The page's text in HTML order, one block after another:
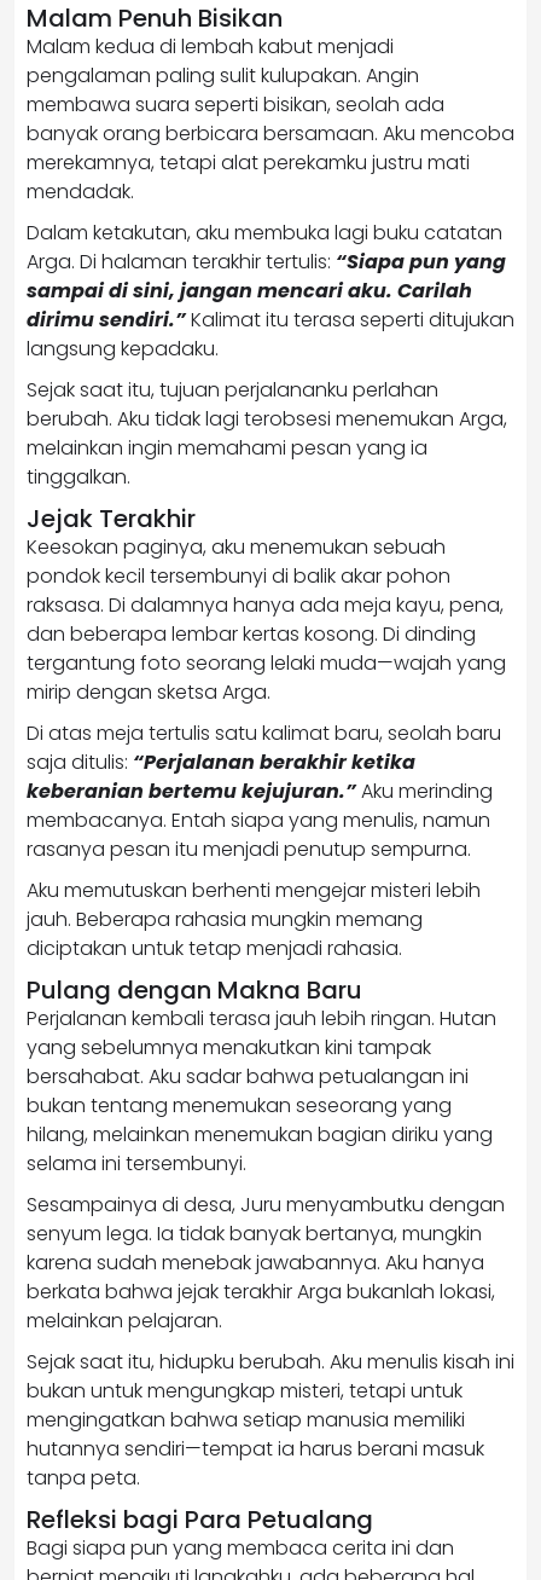
Malam Penuh Bisikan
Malam kedua di lembah kabut menjadi
pengalaman paling sulit kulupakan. Angin
membawa suara seperti bisikan, seolah ada
banyak orang berbicara bersamaan. Aku mencoba
merekamnya, tetapi alat perekamku justru mati
mendadak.
Dalam ketakutan, aku membuka lagi buku catatan
Arga. Di halaman terakhir tertulis: “Siapa pun yang
sampai di sini, jangan mencari aku. Carilah
dirimu sendiri.”Kalimat itu terasa seperti ditujukan
langsung kepadaku.
Sejak saat itu, tujuan perjalananku perlahan
berubah. Aku tidak lagi terobsesi menemukan Arga,
melainkan ingin memahami pesan yang ia
tinggalkan.
Jejak Terakhir
Keesokan paginya, aku menemukan sebuah
pondok kecil tersembunyi di balik akar pohon
raksasa. Di dalamnya hanya ada meja kayu, pena,
dan beberapa lembar kertas kosong. Di dinding
tergantung foto seorang lelaki muda—wajah yang
mirip dengan sketsa Arga.
Di atas meja tertulis satu kalimat baru, seolah baru
saja ditulis: “Perjalanan berakhir ketika
keberanian bertemu kejujuran.”Aku merinding
membacanya. Entah siapa yang menulis, namun
rasanya pesan itu menjadi penutup sempurna.
Aku memutuskan berhenti mengejar misteri lebih
jauh. Beberapa rahasia mungkin memang
diciptakan untuk tetap menjadi rahasia.
Pulang dengan Makna Baru
Perjalanan kembali terasa jauh lebih ringan. Hutan
yang sebelumnya menakutkan kini tampak
bersahabat. Aku sadar bahwa petualangan ini
bukan tentang menemukan seseorang yang
hilang, melainkan menemukan bagian diriku yang
selama ini tersembunyi.
Sesampainya di desa, Juru menyambutku dengan
senyum lega. Ia tidak banyak bertanya, mungkin
karena sudah menebak jawabannya. Aku hanya
berkata bahwa jejak terakhir Arga bukanlah lokasi,
melainkan pelajaran.
Sejak saat itu, hidupku berubah. Aku menulis kisah ini
bukan untuk mengungkap misteri, tetapi untuk
mengingatkan bahwa setiap manusia memiliki
hutannya sendiri—tempat ia harus berani masuk
tanpa peta.
Refleksi bagi Para Petualang
Bagi siapa pun yang membaca cerita ini dan